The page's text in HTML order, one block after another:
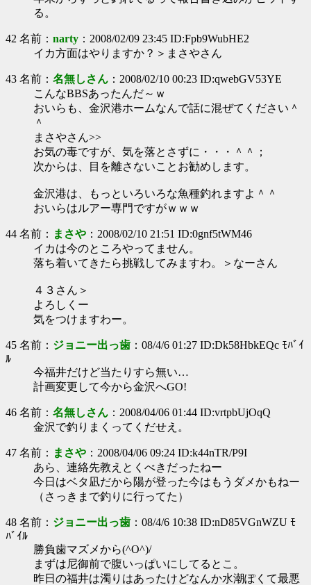
る。
42 名前： narty ：2008/02/09 23:45 ID:Fpb9WubHE2
イカ方面はやりますか？＞まさやさん
43 名前： 名無しさん ：2008/02/10 00:23 ID:qwebGV53YE
こんなBBSあったんだ～ｗ
おいらも、金沢港ホームなんで話に混ぜてください＾
＾
まさやさん>>
お気の毒ですが、気を落とさずに・・・＾＾；
次からは、目を離さないことお勧めします。
金沢港は、もっといろいろな魚種釣れますよ＾＾
おいらはルアー専門ですがｗｗｗ
44 名前： まさや ：2008/02/10 21:51 ID:0gnf5tWM46
イカは今のところやってません。
落ち着いてきたら挑戦してみますわ。＞なーさん
４３さん＞
よろしくー
気をつけますわー。
45 名前： ジョニー出っ歯 ：08/4/6 01:27 ID:Dk58HbkEQc ﾓﾊﾞｲ
ﾙ
今福井だけど当たりすら無い…
計画変更して今から金沢へGO!
46 名前： 名無しさん ：2008/04/06 01:44 ID:vrtpbUjOqQ
金沢で釣りまくってくだせえ。
47 名前： まさや ：2008/04/06 09:24 ID:k44nTR/P9I
あら、連絡先教えとくべきだったねー
今日はベタ凪だから陽が登った今はもうダメかもねー
（さっきまで釣りに行ってた）
48 名前： ジョニー出っ歯 ：08/4/6 10:38 ID:nD85VGnWZU ﾓ
ﾊﾞｲﾙ
勝負歯マズメから(^O^)/
まずは尼御前で腹いっぱいにしてるとこ。
昨日の福井は濁りはあったけどなんか水潮ぽくて最悪